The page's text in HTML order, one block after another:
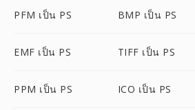
PFM เป็น PS BMP เป็น PS
EMF เป็น PS TIFF เป็น PS
PPM เป็น PS ICO เป็น PS